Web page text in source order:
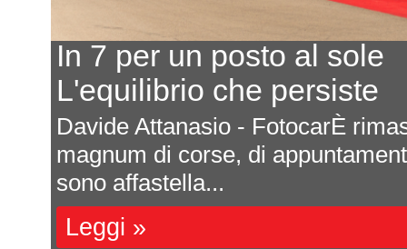
In 7 per un posto al sole
L'equilibrio che persiste
Davide Attanasio - FotocarÈ
magnum di corse, di
sono affastella...
Leggi »